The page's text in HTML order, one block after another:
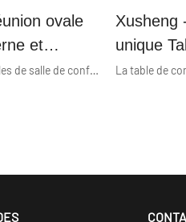
ovale
et
20
Xusheng peut fournir des meubles de salle de conférence de table de réunion de salle de conférence ovales blancs de luxe modernes et personnalisés pour 4/12/20 personnes de la meilleure qualité à bas prix. Nous nous assurons toujours que les acheteurs obtiennent ce dont ils ont besoin.
Xusheng
unique
bureau